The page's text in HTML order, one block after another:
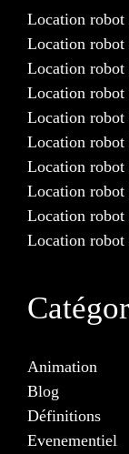
Location robot
Location
Location robot
Location robot
Location robot
Location robot
Location
Location robot
Location robot
Location
Animation
Blog
Définitions
Evenementiel